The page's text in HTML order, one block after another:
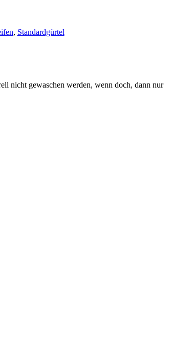
, Standardgürtel
nicht gewaschen werden, wenn doch, dann nur